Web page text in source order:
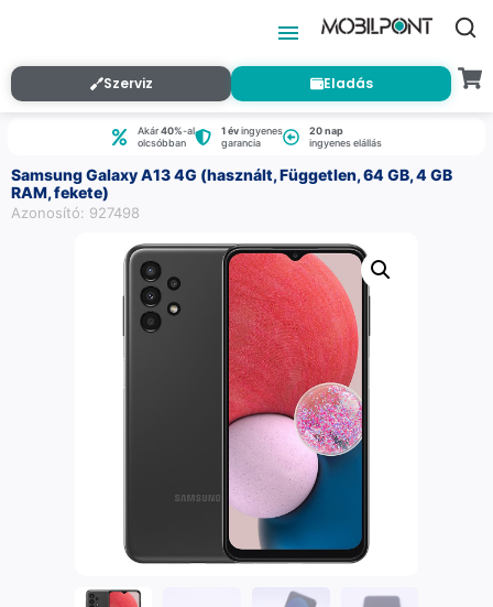
Szerviz Eladás
Akár40%-al
olcsóbban
1 évingyenes
garancia
20 nap
ingyenes elállás
Samsung Galaxy A13 4G (használt, Független, 64 GB, 4 GB
RAM, fekete)
Azonosító: 927498